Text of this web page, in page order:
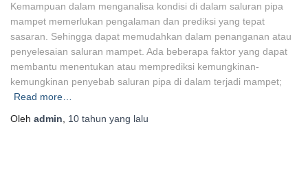
Kemampuan dalam menganalisa kondisi di dalam saluran pipa
mampet memerlukan pengalaman dan prediksi yang tepat
sasaran. Sehingga dapat memudahkan dalam penanganan atau
penyelesaian saluran mampet. Ada beberapa faktor yang dapat
membantu menentukan atau memprediksi kemungkinan-
kemungkinan penyebab saluran pipa di dalam terjadi mampet;
Read more…
Oleh admin 10 tahun yang lalu